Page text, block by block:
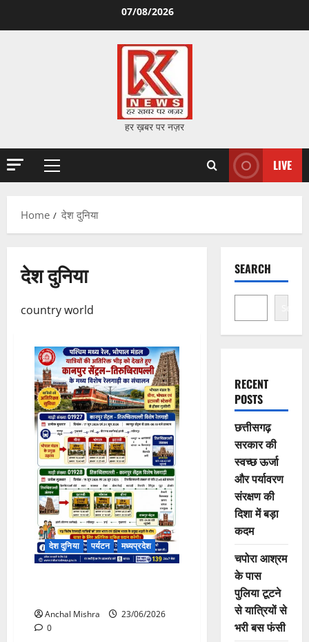
07/08/2026
हर ख़बर पर नज़र
Primary
LIVE
Home देश दुनिया
देश दुनिया
country world
देश दुनिया पर्यटन मध्यप्रदेश
Anchal Mishra
23/06/2026
0
SEARCH
Search
RECENT
POSTS
छत्तीसगढ़
सरकार की
स्वच्छ ऊर्जा
और पर्यावरण
संरक्षण की
दिशा में बड़ा
कदम
चपोरा आश्रम
के पास
पुलिया टूटने
से यात्रियों से
भरी बस फंसी